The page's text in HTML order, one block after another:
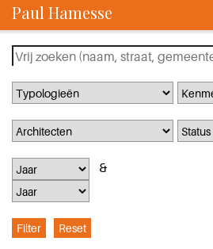
Paul Hamesse